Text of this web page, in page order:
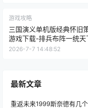
游戏攻略
三国演义单机版经典怀旧
游戏下载-排兵布阵一统天
2026-7-7 14:48:52
最新文章
重返未来1999斯奈德有几